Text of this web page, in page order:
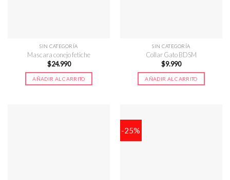
SIN CATEGORÍA
Mascara conejo fetiche
$24.990
AÑADIR AL CARRITO
SIN CATEGORÍA
Collar Gato BDSM
$9.990
AÑADIR AL CARRITO
-25%